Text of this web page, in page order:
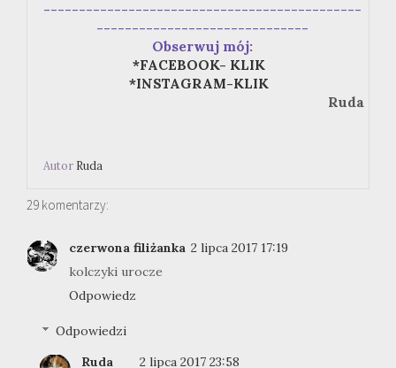
---------------------------------------------
------------------------------
Obserwuj mój:
*FACEBOOK- KLIK
*INSTAGRAM-KLIK
Ruda
Autor Ruda
29 komentarzy:
czerwona filiżanka 2 lipca 2017 17:19
kolczyki urocze
Odpowiedz
Odpowiedzi
Ruda
2 lipca 2017 23:58